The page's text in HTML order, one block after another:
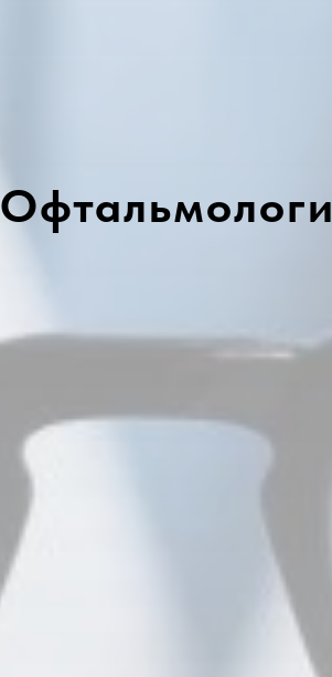
Офтальмологи